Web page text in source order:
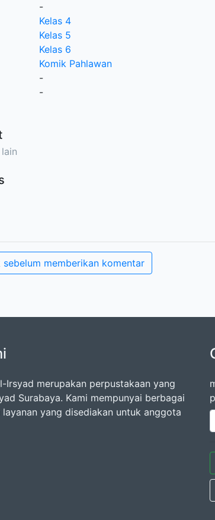
-
Kelas 4
Kelas 5
Kelas 6
Komik Pahlawan
-
-
sebelum memberikan komentar
Irsyad merupakan perpustakaan yang
Surabaya. Kami mempunyai berbagai
yang disediakan untuk anggota